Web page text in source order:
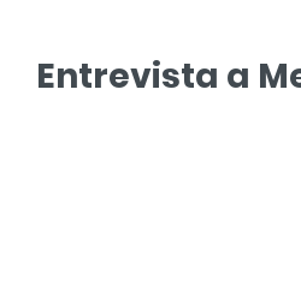
Entrevista a